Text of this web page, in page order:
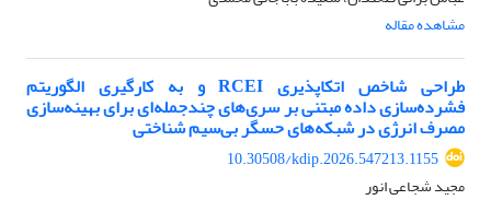
مشاهده مقاله
طراحی شاخص اتکاپذیری RCEI و به‌ کارگیری الگوریتم
فشرده‌سازی داده مبتنی بر سری‌های چندجمله‌ای برای بهینه‌سازی
مصرف انرژی در شبکه‌های حسگر بی‌سیم شناختی
10.30508/kdip.2026.547213.1155
مجید شجاعی انور